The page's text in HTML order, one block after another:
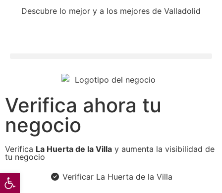
Descubre lo mejor y a los mejores de Valladolid
Verifica ahora tu
negocio
Verifica La Huerta de la Villa y aumenta la visibilidad de
tu negocio
Verificar La Huerta de la Villa
Abrir barra de herramientas